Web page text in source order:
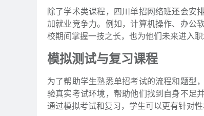
除了学术类课程，四川单招网络班还会安
加就业竞争力。例如，计算机操作、办公
校期间掌握一技之长，也为他们未来进入职
模拟测试与复习课程
为了帮助学生熟悉单招考试的流程和题型
验真实考试环境，帮助他们找到自身不足
通过模拟考试和复习，学生可以更有针对